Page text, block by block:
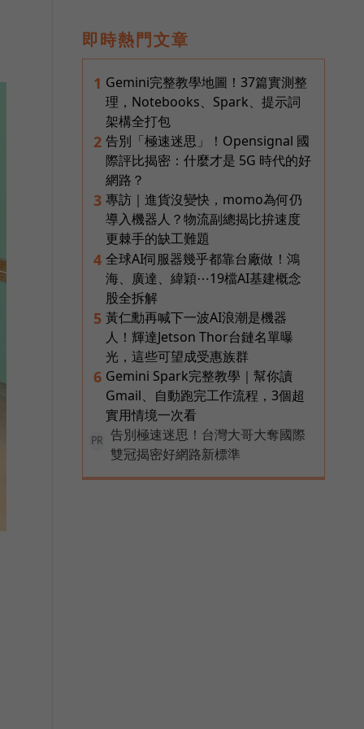
即時熱門文章
1 Gemini完整教學地圖！37篇實測整
理，Notebooks、Spark、提示詞
架構全打包
2 告別「極速迷思」！Opensignal 國
際評比揭密：什麼才是 5G 時代的好
網路？
3 專訪｜進貨沒變快，momo為何仍
導入機器人？物流副總揭比拚速度
更棘手的缺工難題
4 全球AI伺服器幾乎都靠台廠做！鴻
海、廣達、緯穎⋯19檔AI基建概念
股全拆解
5 黃仁勳再喊下一波AI浪潮是機器
人！輝達Jetson Thor台鏈名單曝
光，這些可望成受惠族群
6 Gemini Spark完整教學｜幫你讀
Gmail、自動跑完工作流程，3個超
實用情境一次看
PR
告別極速迷思！台灣大哥大奪國際
雙冠揭密好網路新標準